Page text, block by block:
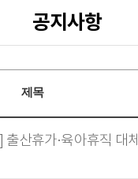
공지사항
제목
출산휴가·육아휴직 대체